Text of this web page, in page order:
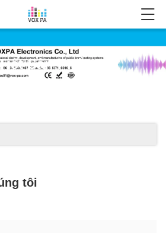
Sản Phẩm
tôi